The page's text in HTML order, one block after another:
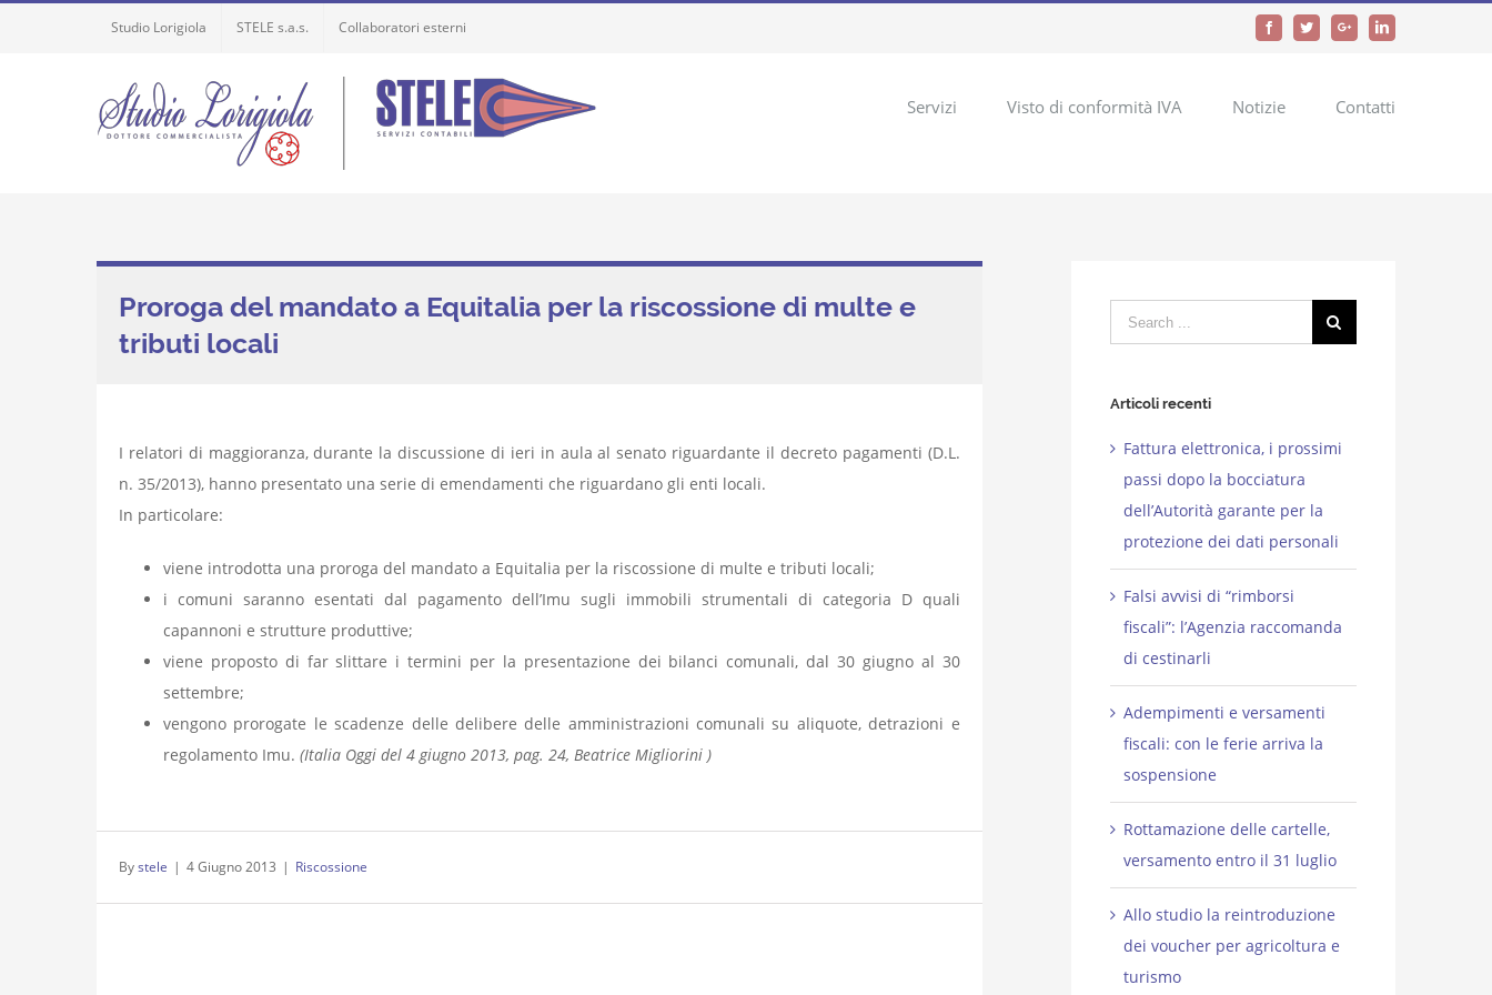
Studio Lorigiola STELE s.a.s. Collaboratori esterni FacebookTwitterGoogle+LinkedIn
Servizi Visto di conformità IVA Notizie Contatti
Proroga del mandato a Equitalia per la riscossione di multe e
tributi locali
I relatori di maggioranza, durante la discussione di ieri in aula al senato riguardante il decreto pagamenti (D.L.
n. 35/2013), hanno presentato una serie di emendamenti che riguardano gli enti locali.
In particolare:
viene introdotta una proroga del mandato a Equitalia per la riscossione di multe e tributi locali;
i comuni saranno esentati dal pagamento dell’Imu sugli immobili strumentali di categoria D quali
capannoni e strutture produttive;
viene proposto di far slittare i termini per la presentazione dei bilanci comunali, dal 30 giugno al 30
settembre;
vengono prorogate le scadenze delle delibere delle amministrazioni comunali su aliquote, detrazioni e
regolamento Imu. (Italia Oggi del 4 giugno 2013, pag. 24, Beatrice Migliorini )
Bystele | 4 Giugno 2013 | Riscossione
Search
for:
Articoli recenti
Fattura elettronica, i prossimi
passi dopo la bocciatura
dell’Autorità garante per la
protezione dei dati personali
Falsi avvisi di “rimborsi
fiscali”: l’Agenzia raccomanda
di cestinarli
Adempimenti e versamenti
fiscali: con le ferie arriva la
sospensione
Rottamazione delle cartelle,
versamento entro il 31 luglio
Allo studio la reintroduzione
dei voucher per agricoltura e
turismo